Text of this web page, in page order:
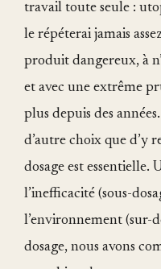
travail toute seule :
le répéterai jamais
produit dangereux, à
et avec une extrême
plus depuis des
d’autre choix que d’y
dosage est essentielle.
l’inefficacité (sous-
l’environnement (sur-
dosage, nous avons